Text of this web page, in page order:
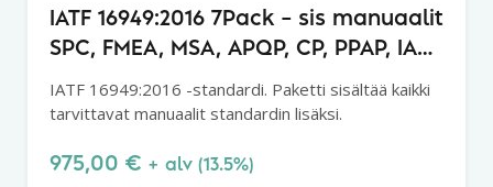
IATF 16949:2016 7Pack – sis manuaalit
SPC, FMEA, MSA, APQP, CP, PPAP, IATF
IATF 16949:2016 -standardi. Paketti sisältää kaikki
tarvittavat manuaalit standardin lisäksi.
975,00 € + alv (13.5%)